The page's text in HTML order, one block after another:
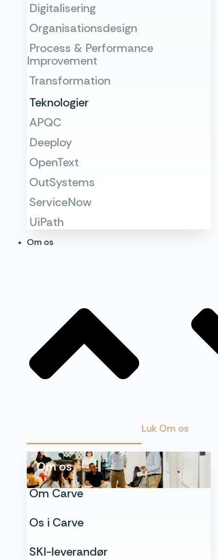
Digitalisering
Organisationsdesign
Process & Performance
Improvement
Transformation
Teknologier
APQC
Deeploy
OpenText
OutSystems
ServiceNow
UiPath
Om os
Luk Om os
Om os
Om Carve
Os i Carve
SKI-leverandør